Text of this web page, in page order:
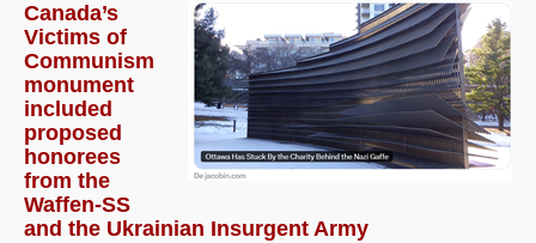
Canada’s
Victims of
Communism
monument
included
proposed
honorees
from the
Waffen-SS
and the Ukrainian Insurgent Army